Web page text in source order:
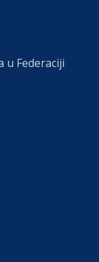
u Federaciji